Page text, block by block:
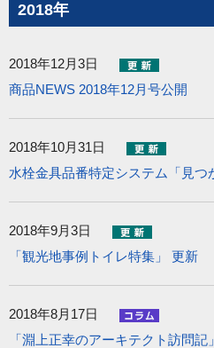
2018年
2018年12月3日
商品NEWS 2018年12月号公開
2018年10月31日
水栓金具品番特定システム「見
2018年9月3日
「観光地事例トイレ特集」 更新
2018年8月17日
「淵上正幸のアーキテクト訪問